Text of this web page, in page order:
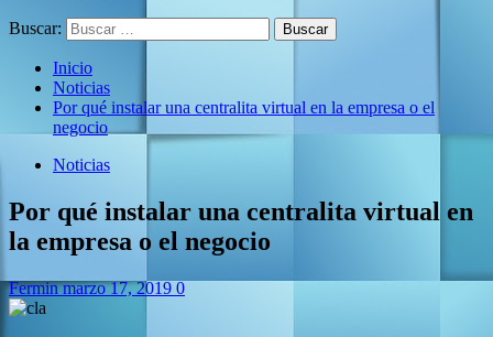
Buscar:
Inicio
Noticias
Por qué instalar una centralita virtual en la empresa o el
negocio
Noticias
Por qué instalar una centralita virtual en
la empresa o el negocio
Ferminmarzo 17, 2019 0